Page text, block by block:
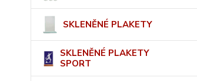
SKLENĚNÉ PLAKETY
SKLENĚNÉ PLAKETY
SPORT